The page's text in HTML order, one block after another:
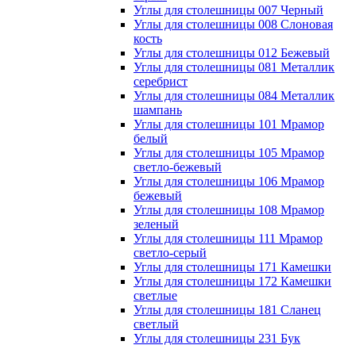
Углы для столешницы 007 Черный
Углы для столешницы 008 Слоновая
кость
Углы для столешницы 012 Бежевый
Углы для столешницы 081 Металлик
серебрист
Углы для столешницы 084 Металлик
шампань
Углы для столешницы 101 Мрамор
белый
Углы для столешницы 105 Мрамор
светло-бежевый
Углы для столешницы 106 Мрамор
бежевый
Углы для столешницы 108 Мрамор
зеленый
Углы для столешницы 111 Мрамор
светло-серый
Углы для столешницы 171 Камешки
Углы для столешницы 172 Камешки
светлые
Углы для столешницы 181 Сланец
светлый
Углы для столешницы 231 Бук